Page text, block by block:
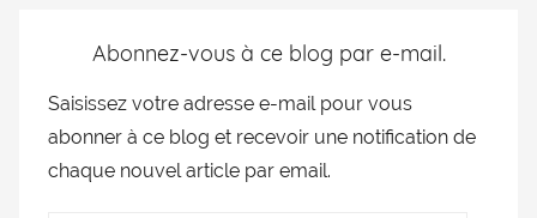
Abonnez-vous à ce blog par e-mail.
Saisissez votre adresse e-mail pour vous
abonner à ce blog et recevoir une notification de
chaque nouvel article par email.